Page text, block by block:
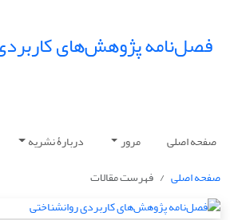
فصل‌نامه پژوهش‌های
صفحه اصلی مرور دربارۀ نشریه
صفحه اصلی
فهرست مقالات